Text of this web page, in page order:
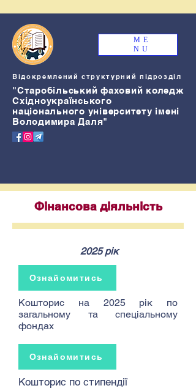
ME
NU
Відокремлений структурний підрозділ
"Старобільський фаховий коледж
Східноукраїнського
національного університету імені
Володимира Даля"
Фінансова діяльність
2025 рік
Ознайомитись
Кошторис на 2025 рік по
загальному та спеціальному
фондах
Ознайомитись
Кошторис по стипендії